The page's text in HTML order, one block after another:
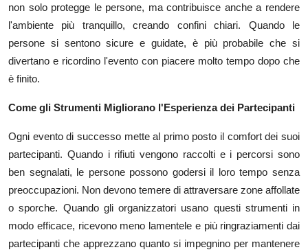
non solo protegge le persone, ma contribuisce anche a rendere
l'ambiente più tranquillo, creando confini chiari. Quando le
persone si sentono sicure e guidate, è più probabile che si
divertano e ricordino l'evento con piacere molto tempo dopo che
è finito.
Come gli Strumenti Migliorano l'Esperienza dei Partecipanti
Ogni evento di successo mette al primo posto il comfort dei suoi
partecipanti. Quando i rifiuti vengono raccolti e i percorsi sono
ben segnalati, le persone possono godersi il loro tempo senza
preoccupazioni. Non devono temere di attraversare zone affollate
o sporche. Quando gli organizzatori usano questi strumenti in
modo efficace, ricevono meno lamentele e più ringraziamenti dai
partecipanti che apprezzano quanto si impegnino per mantenere